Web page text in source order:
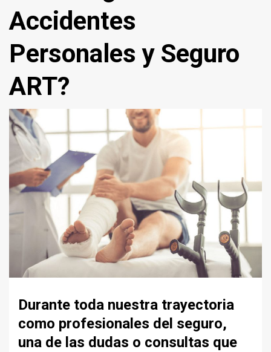
Accidentes
Personales y Seguro
ART?
Durante toda nuestra trayectoria
como profesionales del seguro,
una de las dudas o consultas que